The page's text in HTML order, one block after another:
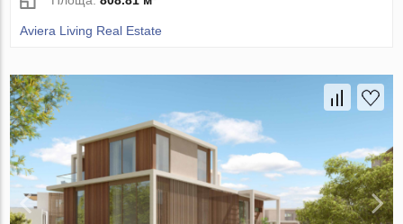
Aviera Living Real Estate